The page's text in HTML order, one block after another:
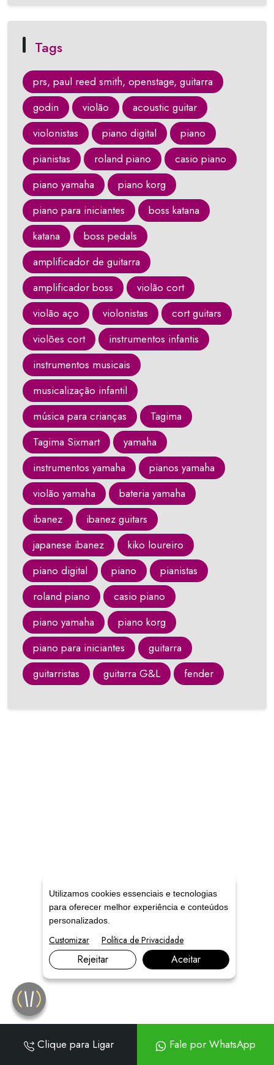
Tags
prs, paul reed smith, openstage, guitarra
godin
violão
acoustic guitar
violonistas
piano digital
piano
pianistas
roland piano
casio piano
piano yamaha
piano korg
piano para iniciantes
boss katana
katana
boss pedals
amplificador de guitarra
amplificador boss
violão cort
violão aço
violonistas
cort guitars
violões cort
instrumentos infantis
instrumentos musicais
musicalização infantil
música para crianças
Tagima
Tagima Sixmart
yamaha
instrumentos yamaha
pianos yamaha
violão yamaha
bateria yamaha
ibanez
ibanez guitars
japanese ibanez
kiko loureiro
piano digital
piano
pianistas
roland piano
casio piano
piano yamaha
piano korg
piano para iniciantes
guitarra
guitarristas
guitarra G&L fender
Clique para Ligar Fale por WhatsApp
Utilizamos cookies essenciais e tecnologias
para oferecer melhor experiência e conteúdos
personalizados.
Customizar Política de Privacidade
Rejeitar Aceitar